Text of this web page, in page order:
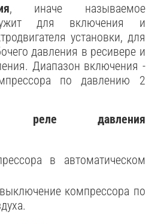
, иначе называемое
для включения и
установки, для
давления в ресивере и
Диапазон включения -
по давлению 2
реле давления
в автоматическом
компрессора по